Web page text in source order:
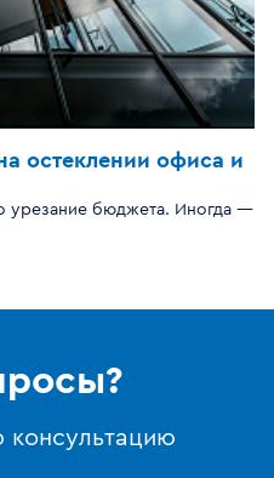
остеклении офиса и
урезание бюджета. Иногда —
консультацию